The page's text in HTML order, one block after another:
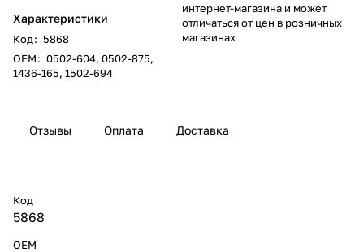
Характеристики
Код: 5868
ОЕM: 0502-604, 0502-875,
1436-165, 1502-694
интернет-магазина и может
отличаться от цен в розничных
магазинах
Отзывы Оплата Доставка
Код
5868
ОЕM